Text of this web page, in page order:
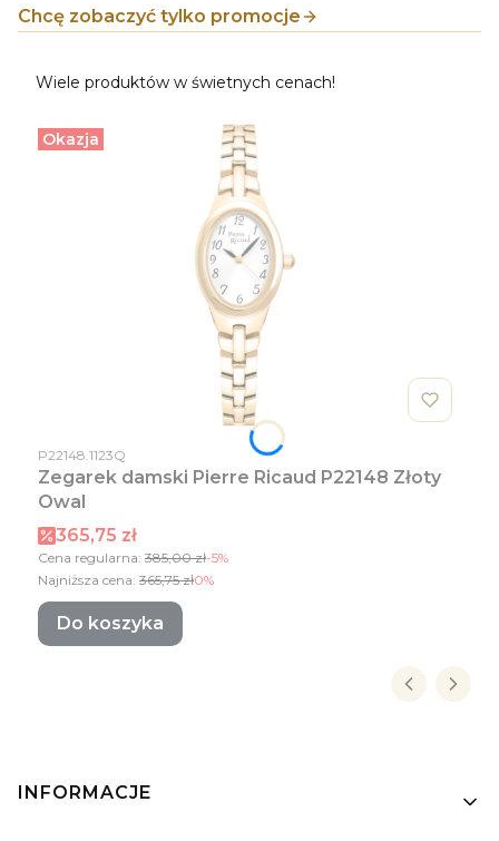
Chcę zobaczyć tylko promocje
Wiele produktów w świetnych cenach!
Okazja
Kod produktu
P22148.1123Q
Zegarek damski Pierre Ricaud P22148 Złoty
Owal
Cena promocyjna
365,75 zł
Cena regularna: 385,00 zł-5%
Najniższa cena: 365,75 zł0%
Do koszyka
Linki w stopce
INFORMACJE